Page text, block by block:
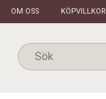
OM OSS